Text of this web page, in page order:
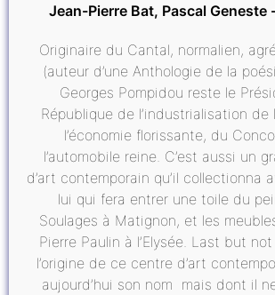
Jean-Pierre Bat, Pascal Geneste
Originaire du Cantal, normalien,
(auteur d’une Anthologie de la
Georges Pompidou reste le
République de l’industrialisation de
l’économie florissante, du
l’automobile reine. C’est aussi un
d’art contemporain qu’il collectionna
lui qui fera entrer une toile du
Soulages à Matignon, et les
Pierre Paulin à l’Elysée. Last but
l’origine de ce centre d’art
aujourd’hui son nom mais dont il